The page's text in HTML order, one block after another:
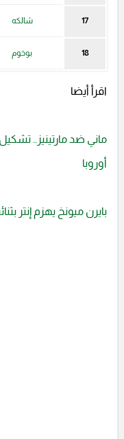
17 شالكه
18 بوخوم
اقرأ أيضا
ماني ضد مارتينيز..
أوروبا
بايرن ميونخ يهزم إنتر